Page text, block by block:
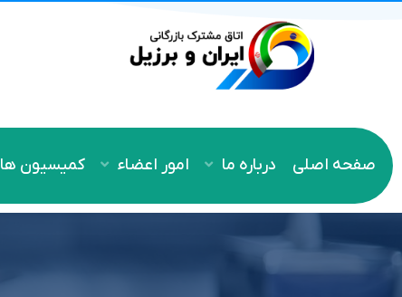
صفحه اصلی درباره ما امور اعضاء کمیسیون ها